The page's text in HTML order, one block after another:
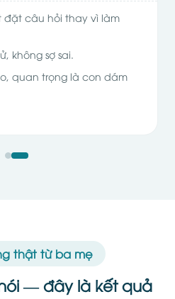
đặt câu hỏi thay vì làm
không sợ sai.
quan trọng là con dám
thật từ ba mẹ
— đây là kết quả